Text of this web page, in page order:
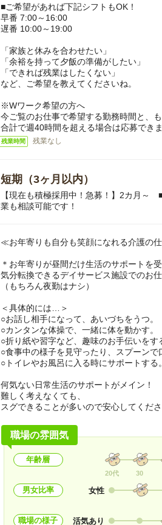
■ご希望があれば下記シフトもOK！
早番 7:00～16:00
遅番 10:00～19:00
「家族と休みを合わせたい」
「余裕を持って夕飯の準備がしたい」
「できれば残業はしたくない」
など、ご希望を教えてくださいね。
※Wワーク希望の方へ
今ご覧のお仕事で希望する勤務時間と、
合計で週40時間を超える場合は応募できま
残業時間 残業なし
短期（3ヶ月以内）
【現在も積極採用中！急募！】2カ月～
業も相談可能です！
≪お年寄りも自分も笑顔になれる介護の
＊お年寄りが昼間だけ生活のサポートを受
気分転換できるデイサービス施設でのお仕
（もちろん夜勤はナシ）
＜具体的には…＞
○お話し相手になって、あいづちをうつ。
○カンタンな体操で、一緒に体を動かす。
○折り紙や習字など、趣味のお手伝いをす
○食事中の様子を見守ったり、スプーンで
○トイレやお風呂に入る時にサポートする。
何気ない日常生活のサポートがメイン！
難しく考えなくても、
スグできることが多いので安心してくださ
職場の雰囲気
年齢層
20代 30
男女比率 女性
職場の様子 活気あり